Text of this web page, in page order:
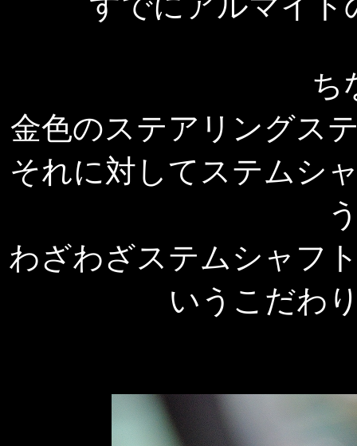
ち
金色のステアリングス
それに対してステムシ
わざわざステムシャフ
いうこだわ